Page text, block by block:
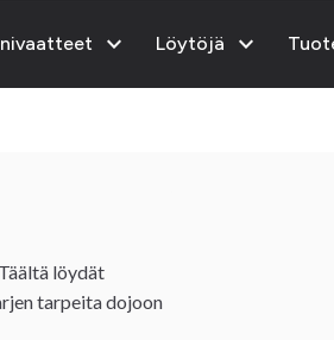
expand_more Löytöjä expand_more
löydät
tarpeita dojoon